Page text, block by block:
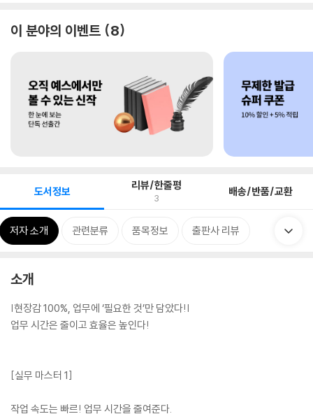
이 분야의 이벤트 8
도서정보 리뷰/한줄평
3 배송/반품/교환
저자 소개 관련분류 품목정보 출판사 리뷰
소개
|현장감 100%, 업무에 ‘필요한 것’만 담았다!|
업무 시간은 줄이고 효율은 높인다!
[실무 마스터 1]
작업 속도는 빠르! 업무 시간을 줄여준다.